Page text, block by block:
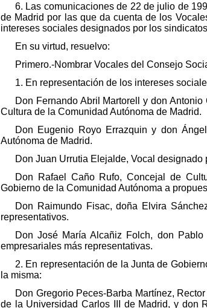
6. Las comunicaciones de 22 de julio de
de Madrid por las que da cuenta de los
intereses sociales designados por los
En su virtud, resuelvo:
Primero.-Nombrar Vocales del Consejo
1. En representación de los intereses
Don Fernando Abril Martorell y don
Cultura de la Comunidad Autónoma de Madrid.
Don Eugenio Royo Errazquin y don
Autónoma de Madrid.
Don Juan Urrutia Elejalde, Vocal
Don Rafael Caño Rufo, Concejal de
Gobierno de la Comunidad Autónoma a
Don Raimundo Fisac, doña Elvira
representativos.
Don José María Alcañiz Folch, don
empresariales más representativas.
2. En representación de la Junta de
la misma:
Don Gregorio Peces-Barba Martínez,
de la Universidad Carlos III de Madrid, y don